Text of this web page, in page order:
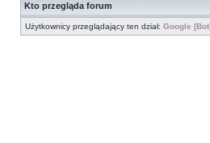
Kto przegląda forum
Użytkownicy przeglądający ten dział: Google